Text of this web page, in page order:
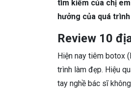
tìm kiếm của chị
hưởng của quá
Review 10
Hiện nay tiêm botox
trình làm đẹp. Hiệu
tay nghề bác sĩ